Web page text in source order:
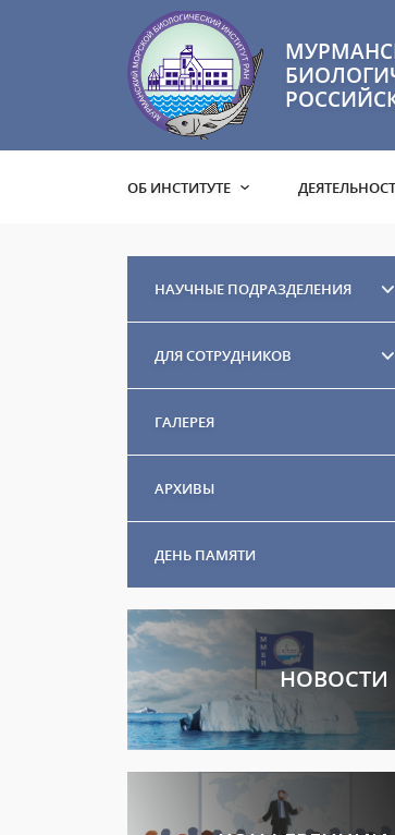
ОБ ИНСТИТУТЕ
НАУЧНЫЕ ПОДРАЗДЕЛЕНИЯ
ДЛЯ СОТРУДНИКОВ
ГАЛЕРЕЯ
АРХИВЫ
ДЕНЬ ПАМЯТИ
НОВОСТИ